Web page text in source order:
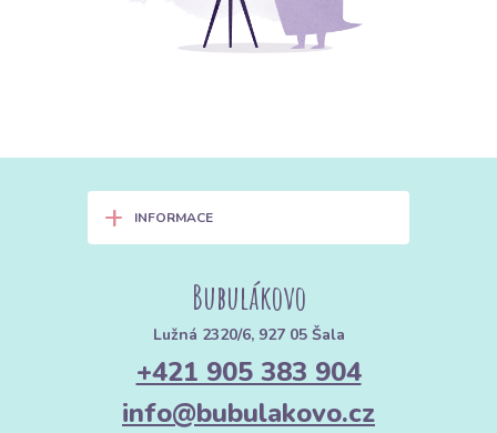
+ INFORMACE
Bubulákovo
Lužná 2320/6, 927 05 Šala
+421 905 383 904
info@bubulakovo.cz